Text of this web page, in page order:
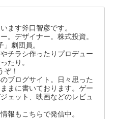
ます斧口智彦です。
。デザイナー。株式投資。
」劇団員。
チラシ作ったりプロデュー
たり。
ぞ！
ブログサイト。日々思った
まに書いております。ゲー
ェット、映画などのレビュ
報もこちらで発信中。